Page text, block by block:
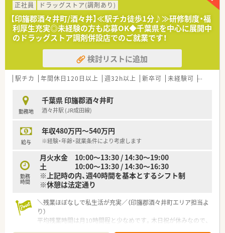
正社員
ドラッグストア(調剤あり)
【印旛郡酒々井町/酒々井】≪駅チカ徒歩1分♪≫研修制度・福
利厚生充実◎未経験の方も応募OK◆千葉県を中心に展開中
のドラッグストア調剤併設店でのご就業です！
検討リストに追加
駅チカ 年間休日120日以上 週32h以上 新卒可 未経験可 ブラン
勤務地
千葉県 印旛郡酒々井町
酒々井駅 (JR成田線)
給与
年収480万円～540万円
※経験・年齢・就業条件により考慮します
勤務
時間
月火水金 10:00～13:30 / 14:30～19:00
土 10:00～13:30 / 14:30～16:30
※上記時の内、週40時間を基本とするシフト制
※休憩は法定通り
＼残業ほぼなしで私生活が充実／（印旛郡酒々井町エリア担当よ
り）
平均残業時間は月10時間程と少なめです。木日祝が休みなので、